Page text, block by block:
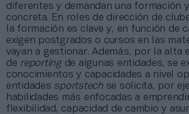
diferentes y demandan una formación
concreta. En roles de dirección de
la formación es clave y, en función de
exigen postgrados o cursos en las
vayan a gestionar. Además, por la alta
de reportingde algunas entidades, se
conocimientos y capacidades a nivel
entidades sportstechse solicita, por
habilidades más enfocadas a
flexibilidad, capacidad de cambio y